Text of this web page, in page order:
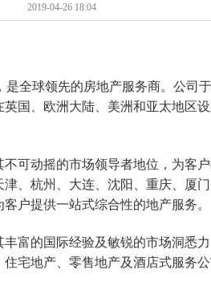
2019-04-26 18:04
全球领先的房地产服务商。公司
国、欧洲大陆、美洲和亚太地区
可动摇的市场领导者地位，为客
、杭州、大连、沈阳、重庆、厦
户提供一站式综合性的地产服务。
富的国际经验及敏锐的市场洞悉
宅地产、零售地产及酒店式服务